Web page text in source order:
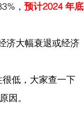
，
预计2024 年底
因。